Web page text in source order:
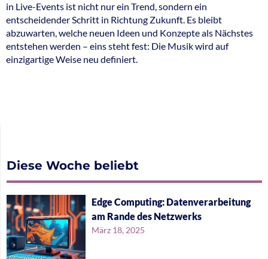
in Live-Events ist nicht nur ein Trend, sondern ein
entscheidender Schritt in Richtung Zukunft. Es bleibt
abzuwarten, welche neuen Ideen und Konzepte als Nächstes
entstehen werden – eins steht fest: Die Musik wird auf
einzigartige Weise neu definiert.
Diese Woche beliebt
Edge Computing: Datenverarbeitung
am Rande des Netzwerks
März 18, 2025